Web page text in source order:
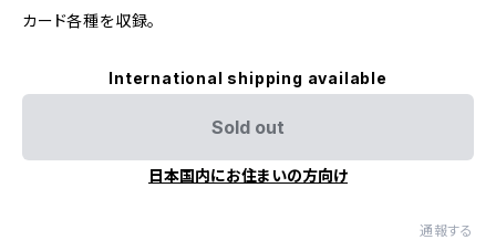
カード各種を収録。
International shipping available
Sold out
日本国内にお住まいの方向け
通報する